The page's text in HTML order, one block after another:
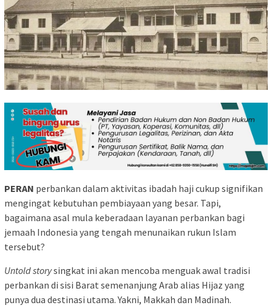
PERAN perbankan dalam aktivitas ibadah haji cukup signifikan
mengingat kebutuhan pembiayaan yang besar. Tapi,
bagaimana asal mula keberadaan layanan perbankan bagi
jemaah Indonesia yang tengah menunaikan rukun Islam
tersebut?
Untold storysingkat ini akan mencoba menguak awal tradisi
perbankan di sisi Barat semenanjung Arab alias Hijaz yang
punya dua destinasi utama. Yakni, Makkah dan Madinah.